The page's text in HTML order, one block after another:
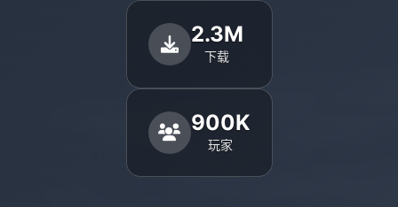
2.3M
下载
900K
玩家